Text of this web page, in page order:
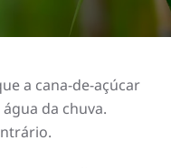
a cana-de-açúcar
da chuva.